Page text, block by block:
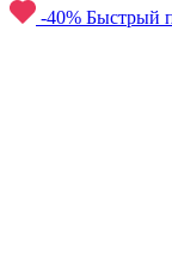
-40% Быстрый